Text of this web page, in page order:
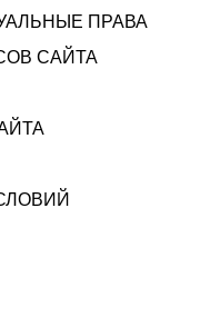
ПРАВА
САЙТА